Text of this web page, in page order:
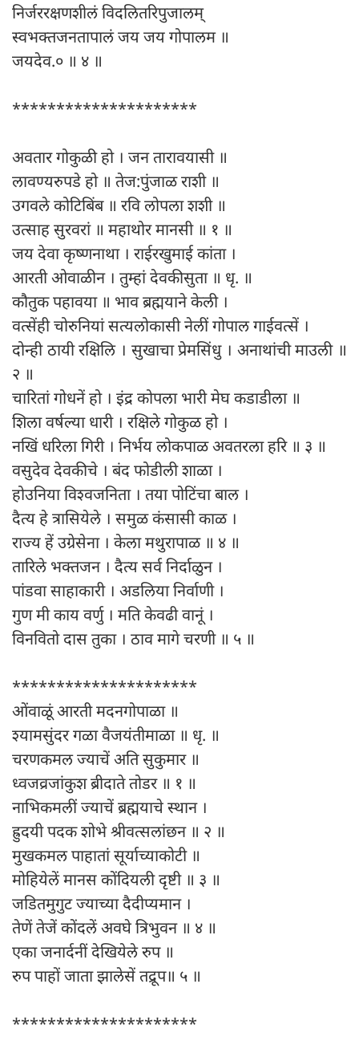
निर्जररक्षणशीलं विदलितरिपुजालम्
स्वभक्तजनतापालं जय जय गोपालम ॥
जयदेव.० ॥ ४ ॥
*********************
अवतार गोकुळी हो । जन तारावयासी ॥
लावण्यरुपडे हो ॥ तेज:पुंजाळ राशी ॥
उगवले कोटिबिंब ॥ रवि लोपला शशी ॥
उत्साह सुरवरां ॥ महाथोर मानसी ॥ १ ॥
जय देवा कृष्णनाथा । राईरखुमाई कांता ।
आरती ओवाळीन । तुम्हां देवकीसुता ॥ धृ. ॥
कौतुक पहावया ॥ भाव ब्रह्मयाने केली ।
वत्सेंही चोरुनियां सत्यलोकासी नेलीं गोपाल गाईवत्सें ।
दोन्ही ठायी रक्षिलि । सुखाचा प्रेमसिंधु । अनाथांची माउली ॥
२ ॥
चारितां गोधनें हो । इंद्र कोपला भारी मेघ कडाडीला ॥
शिला वर्षल्या धारी । रक्षिले गोकुळ हो ।
नखिं धरिला गिरी । निर्भय लोकपाळ अवतरला हरि ॥ ३ ॥
वसुदेव देवकीचे । बंद फोडीली शाळा ।
होउनिया विश्वजनिता । तया पोटिंचा बाल ।
दैत्य हे त्रासियेले । समुळ कंसासी काळ ।
राज्य हें उग्रेसेना । केला मथुरापाळ ॥ ४ ॥
तारिले भक्तजन । दैत्य सर्व निर्दाळुन ।
पांडवा साहाकारी । अडलिया निर्वाणी ।
गुण मी काय वर्णु । मति केवढी वानूं ।
विनवितो दास तुका । ठाव मागे चरणी ॥ ५ ॥
*********************
ओंवाळूं आरती मदनगोपाळा ॥
श्यामसुंदर गळा वैजयंतीमाळा ॥ धृ. ॥
चरणकमल ज्याचें अति सुकुमार ॥
ध्वजव्रजांकुश ब्रीदाते तोडर ॥ १ ॥
नाभिकमलीं ज्याचें ब्रह्मयाचे स्थान ।
ह्रुदयी पदक शोभे श्रीवत्सलांछन ॥ २ ॥
मुखकमल पाहातां सूर्याच्याकोटी ॥
मोहियेलें मानस कोंदियली दृष्टी ॥ ३ ॥
जडितमुगुट ज्याच्या दैदीप्यमान ।
तेणें तेजें कोंदलें अवघे त्रिभुवन ॥ ४ ॥
एका जनार्दनीं देखियेले रुप ॥
रुप पाहों जाता झालेसें तद्रूप॥ ५ ॥
*********************